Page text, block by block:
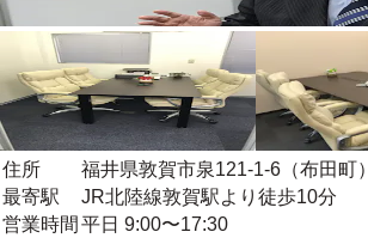
住所
福井県敦賀市泉121-1-6（布田町）
最寄駅
JR北陸線敦賀駅より徒歩10分
営業時間 平日 9:00〜17:30